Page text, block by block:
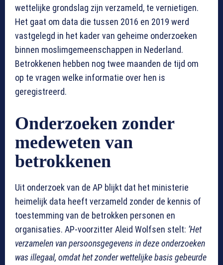
wettelijke grondslag zijn verzameld, te vernietigen.
Het gaat om data die tussen 2016 en 2019 werd
vastgelegd in het kader van geheime onderzoeken
binnen moslimgemeenschappen in Nederland.
Betrokkenen hebben nog twee maanden de tijd om
op te vragen welke informatie over hen is
geregistreerd.
Onderzoeken zonder
medeweten van
betrokkenen
Uit onderzoek van de AP blijkt dat het ministerie
heimelijk data heeft verzameld zonder de kennis of
toestemming van de betrokken personen en
organisaties. AP-voorzitter Aleid Wolfsen stelt: ‘Het
verzamelen van persoonsgegevens in deze onderzoeken
was illegaal, omdat het zonder wettelijke basis gebeurde